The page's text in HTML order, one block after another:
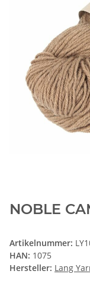
NOBLE
Artikelnummer:
HAN: 1075
Hersteller: Lang